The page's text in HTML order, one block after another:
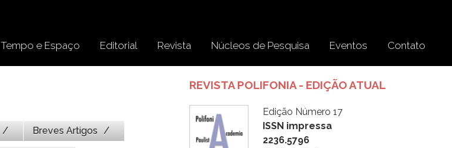
Tempo e Espaço Editorial Revista Núcleos de Pesquisa Eventos Contato
Breves Artigos
REVISTA POLIFONIA - EDIÇÃO ATUAL
Edição Número 17
ISSN impressa
2236.5796